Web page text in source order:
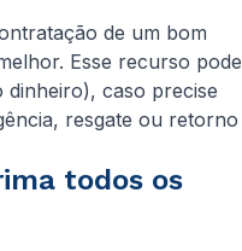
de um bom
Esse recurso pode
caso precise
resgate ou retorno
todos os